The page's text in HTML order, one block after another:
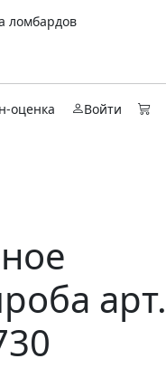
ломбардов
оценка Войти
арт.